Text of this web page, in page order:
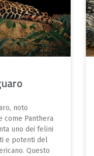
noto
come Panthera
uno dei felini
e potenti del
Questo